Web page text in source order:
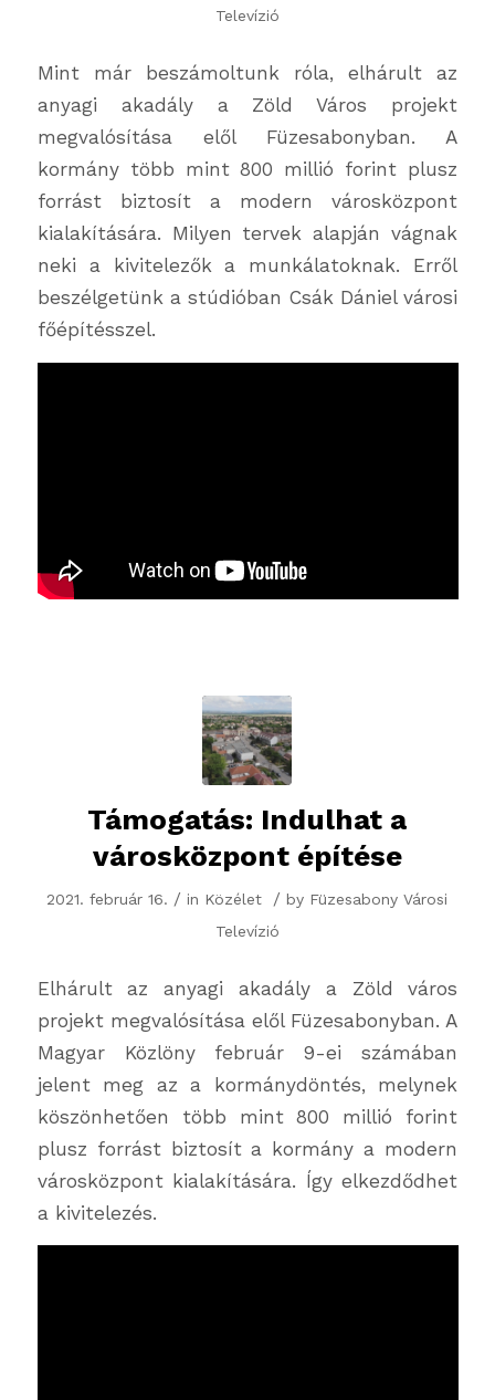
Televízió
Mint már beszámoltunk róla, elhárult az
anyagi akadály a Zöld Város projekt
megvalósítása elől Füzesabonyban. A
kormány több mint 800 millió forint plusz
forrást biztosít a modern városközpont
kialakítására. Milyen tervek alapján vágnak
neki a kivitelezők a munkálatoknak. Erről
beszélgetünk a stúdióban Csák Dániel városi
főépítésszel.
Támogatás: Indulhat a
városközpont építése
2021. február 16. / in Közélet / by Füzesabony Városi
Televízió
Elhárult az anyagi akadály a Zöld város
projekt megvalósítása elől Füzesabonyban. A
Magyar Közlöny február 9-ei számában
jelent meg az a kormánydöntés, melynek
köszönhetően több mint 800 millió forint
plusz forrást biztosít a kormány a modern
városközpont kialakítására. Így elkezdődhet
a kivitelezés.